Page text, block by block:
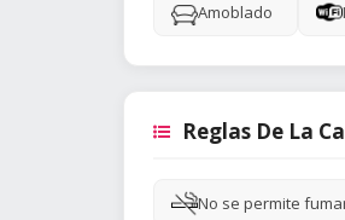
Amoblado
Reglas De La
No se permite